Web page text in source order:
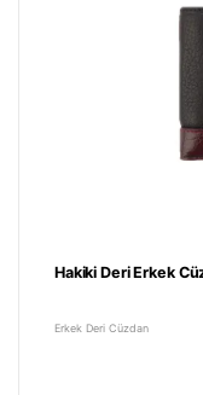
Hakiki Deri Erkek
Erkek Deri Cüzdan